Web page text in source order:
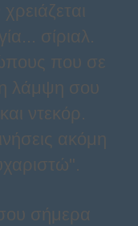
σίριαλ.
που σε
λάμψη σου
ντεκόρ.
ακόμη
σήμερα